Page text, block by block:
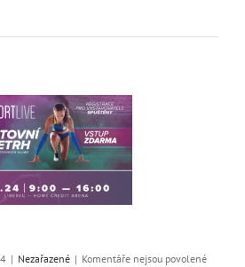
| Nezařazené | Komentáře nejsou povolenéu